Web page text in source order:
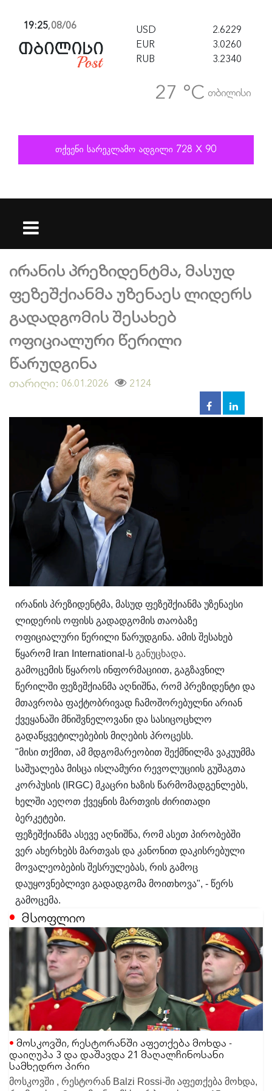
19:25,08/06 USD
2.6229
EUR
3.0260
RUB
3.2340
27 °C თბილისი
ირანის პრეზიდენტმა, მასუდ
ფეზეშქიანმა უზენაეს ლიდერს
გადადგომის შესახებ
ოფიციალური წერილი
წარუდგინა
თარიღი: 06.01.2026 2124
ირანის პრეზიდენტმა, მასუდ ფეზეშქიანმა უზენაესი
ლიდერის ოფისს გადადგომის თაობაზე
ოფიციალური წერილი წარუდგინა. ამის შესახებ
წყარომ Iran International-ს განუცხადა.
გამოცემის წყაროს ინფორმაციით, გაგზავნილ
წერილში ფეზეშქიანმა აღნიშნა, რომ პრეზიდენტი და
მთავრობა ფაქტობრივად ჩამოშორებულნი არიან
ქვეყანაში მნიშვნელოვანი და სასიცოცხლო
გადაწყვეტილებების მიღების პროცესს.
"მისი თქმით, ამ მდგომარეობით შექმნილმა ვაკუუმმა
საშუალება მისცა ისლამური რევოლუციის გუშაგთა
კორპუსის (IRGC) მკაცრი ხაზის წარმომადგენლებს,
ხელში აეღოთ ქვეყნის მართვის ძირითადი
ბერკეტები.
ფეზეშქიანმა ასევე აღნიშნა, რომ ასეთ პირობებში
ვერ ახერხებს მართვას და კანონით დაკისრებული
მოვალეობების შესრულებას, რის გამოც
დაუყოვნებლივი გადადგომა მოითხოვა", - წერს
გამოცემა.
მსოფლიო
დაიღუპა 3 და დაშავდა 21 მაღალჩინოსანი
სამხედრო პირი
მოსკოვში , რესტორან Balzi Rossi-ში აფეთქება მოხდა,